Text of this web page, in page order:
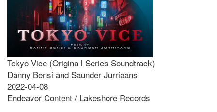
Tokyo Vice (Origina l Series Soundtrack)
Danny Bensi and Saunder Jurriaans
2022-04-08
Endeavor Content / Lakeshore Records